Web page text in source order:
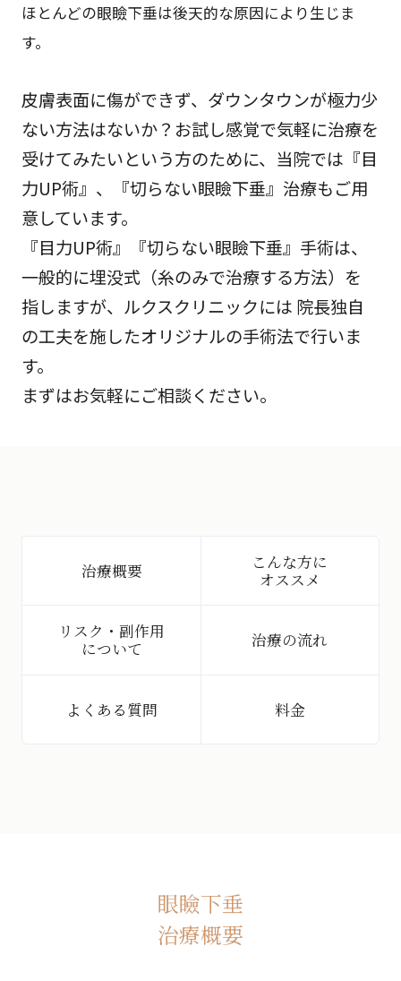
ほとんどの眼瞼下垂は後天的な原因により生じま
す。
皮膚表面に傷ができず、ダウンタウンが極力少
ない方法はないか？お試し感覚で気軽に治療を
受けてみたいという方のために、当院では『目
力UP術』、『切らない眼瞼下垂』治療もご用
意しています。
『目力UP術』『切らない眼瞼下垂』手術は、
一般的に埋没式（糸のみで治療する方法）を
指しますが、ルクスクリニックには 院長独自
の工夫を施したオリジナルの手術法で行いま
す。
まずはお気軽にご相談ください。
治療概要
こんな方に
オススメ
リスク・副作用
について
治療の流れ
よくある質問 料金
眼瞼下垂
治療概要